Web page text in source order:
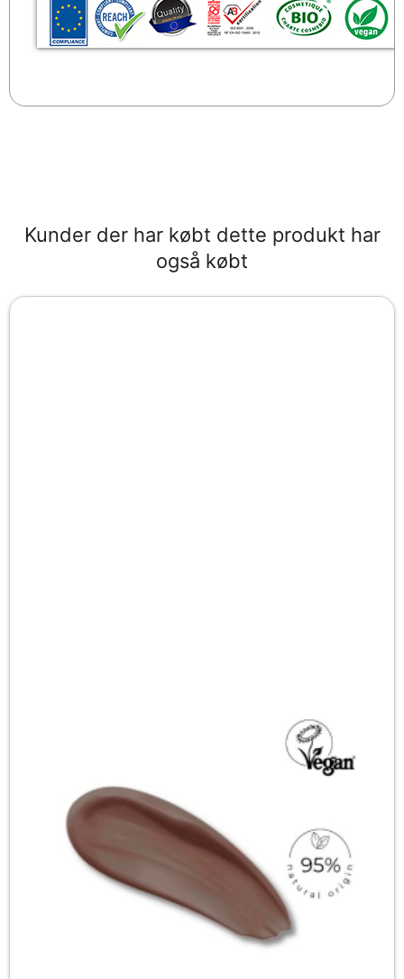
Kunder der har købt dette produkt har
også købt